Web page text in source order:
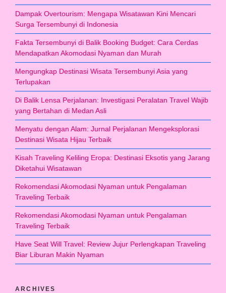
Dampak Overtourism: Mengapa Wisatawan Kini Mencari
Surga Tersembunyi di Indonesia
Fakta Tersembunyi di Balik Booking Budget: Cara Cerdas
Mendapatkan Akomodasi Nyaman dan Murah
Mengungkap Destinasi Wisata Tersembunyi Asia yang
Terlupakan
Di Balik Lensa Perjalanan: Investigasi Peralatan Travel Wajib
yang Bertahan di Medan Asli
Menyatu dengan Alam: Jurnal Perjalanan Mengeksplorasi
Destinasi Wisata Hijau Terbaik
Kisah Traveling Keliling Eropa: Destinasi Eksotis yang Jarang
Diketahui Wisatawan
Rekomendasi Akomodasi Nyaman untuk Pengalaman
Traveling Terbaik
Rekomendasi Akomodasi Nyaman untuk Pengalaman
Traveling Terbaik
Have Seat Will Travel: Review Jujur Perlengkapan Traveling
Biar Liburan Makin Nyaman
ARCHIVES